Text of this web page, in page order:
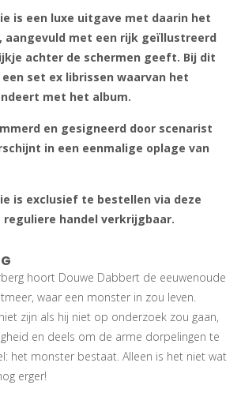
is een luxe uitgave met daarin het
aangevuld met een rijk geïllustreerd
achter de schermen geeft. Bij dit
set ex librissen waarvan het
met het album.
en gesigneerd door scenarist
in een eenmalige oplage van
is exclusief te bestellen via deze
reguliere handel verkrijgbaar.
hoort Douwe Dabbert de eeuwenoude
waar een monster in zou leven.
zijn als hij niet op onderzoek zou gaan,
en deels om de arme dorpelingen te
het monster bestaat. Alleen is het niet wat
erger!